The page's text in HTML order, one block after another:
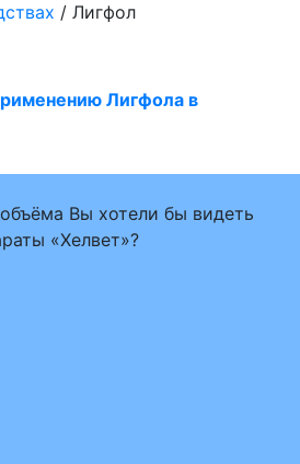
/ Лигфол
Лигфола в
Вы хотели бы видеть
«Хелвет»?